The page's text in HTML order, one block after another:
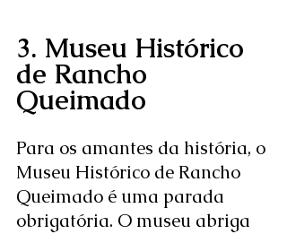
3. Museu Histórico
de Rancho
Queimado
Para os amantes da história, o
Museu Histórico de Rancho
Queimado é uma parada
obrigatória. O museu abriga